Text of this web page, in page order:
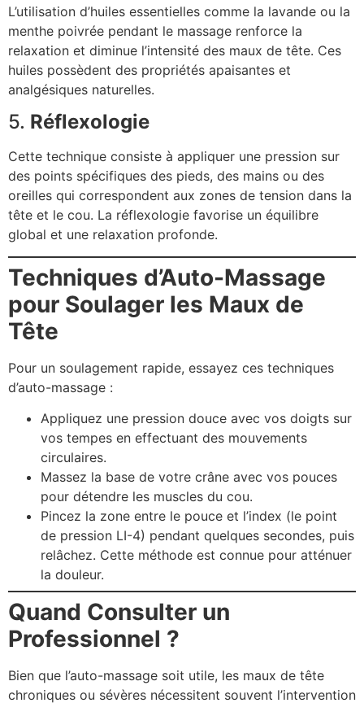
L’utilisation d’huiles essentielles comme la lavande ou la
menthe poivrée pendant le massage renforce la
relaxation et diminue l’intensité des maux de tête. Ces
huiles possèdent des propriétés apaisantes et
analgésiques naturelles.
5. Réflexologie
Cette technique consiste à appliquer une pression sur
des points spécifiques des pieds, des mains ou des
oreilles qui correspondent aux zones de tension dans la
tête et le cou. La réflexologie favorise un équilibre
global et une relaxation profonde.
Techniques d’Auto-Massage
pour Soulager les Maux de
Tête
Pour un soulagement rapide, essayez ces techniques
d’auto-massage :
Appliquez une pression douce avec vos doigts sur
vos tempes en effectuant des mouvements
circulaires.
Massez la base de votre crâne avec vos pouces
pour détendre les muscles du cou.
Pincez la zone entre le pouce et l’index (le point
de pression LI-4) pendant quelques secondes, puis
relâchez. Cette méthode est connue pour atténuer
la douleur.
Quand Consulter un
Professionnel ?
Bien que l’auto-massage soit utile, les maux de tête
chroniques ou sévères nécessitent souvent l’intervention